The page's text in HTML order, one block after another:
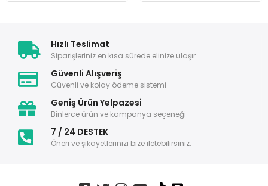
Hızlı Teslimat
Siparişleriniz en kısa sürede elinize ulaşır.
Güvenli Alışveriş
Güvenli ve kolay ödeme sistemi
Geniş Ürün Yelpazesi
Binlerce ürün ve kampanya seçeneği
7 / 24 DESTEK
Öneri ve şikayetlerinizi bize iletebilirsiniz.